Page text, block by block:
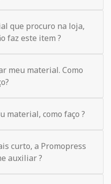
que procuro na loja,
faz este item ?
material. Como
material, como faço ?
curto, a Promopress
consegue me auxiliar ?